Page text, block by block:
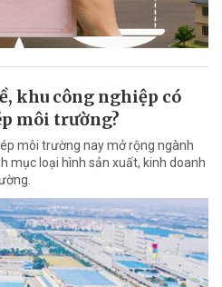
khu công nghiệp có
môi trường?
môi trường nay mở rộng ngành
mục loại hình sản xuất, kinh doanh